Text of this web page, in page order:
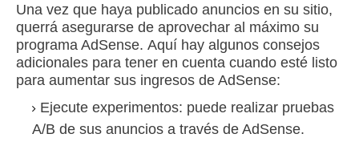
Una vez que haya publicado anuncios en su sitio,
querrá asegurarse de aprovechar al máximo su
programa AdSense. Aquí hay algunos consejos
adicionales para tener en cuenta cuando esté listo
para aumentar sus ingresos de AdSense:
Ejecute experimentos: puede realizar pruebas
A/B de sus anuncios a través de AdSense.